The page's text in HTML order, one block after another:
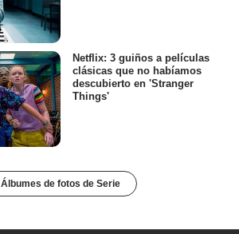
Netflix: 3 guiños a películas
clásicas que no habíamos
descubierto en 'Stranger
Things'
Álbumes de fotos de Serie